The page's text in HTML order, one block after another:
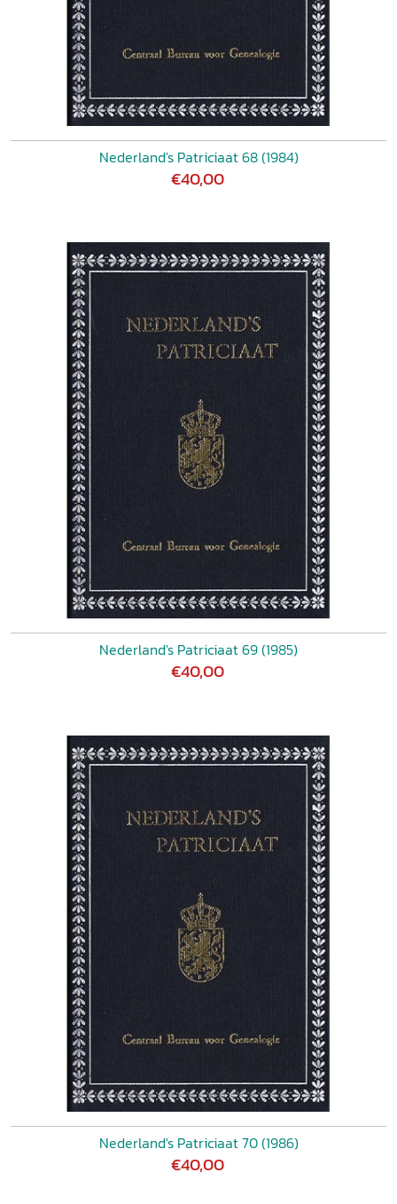
Nederland's Patriciaat 68 (1984)
€40,00
Nederland's Patriciaat 69 (1985)
€40,00
Nederland's Patriciaat 70 (1986)
€40,00